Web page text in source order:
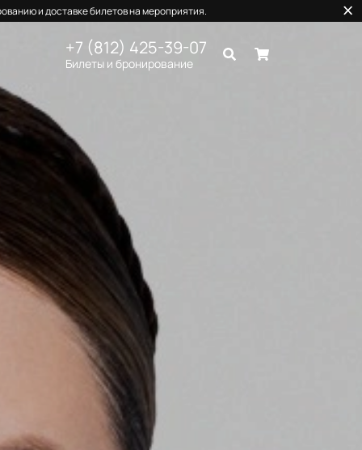
и доставке билетов на мероприятия.
+7 (812) 425-39-07
Билеты и бронирование